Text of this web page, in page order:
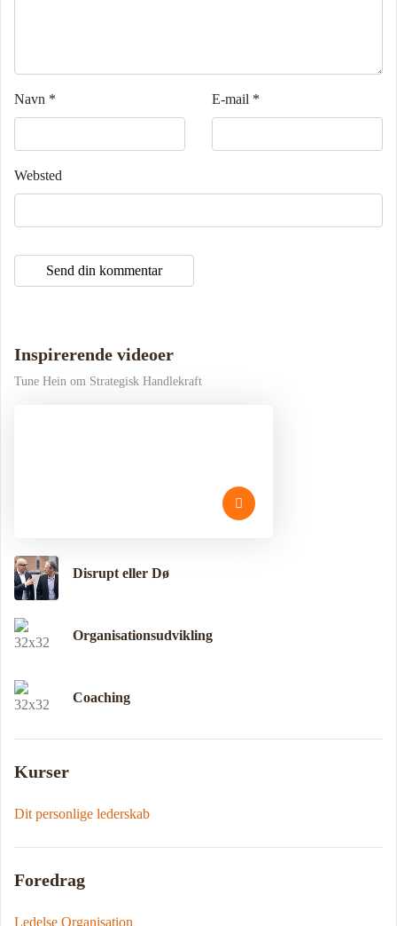
Navn * E-mail *
Websted
Inspirerende videoer
Tune Hein om Strategisk Handlekraft
Disrupt eller Dø
Organisationsudvikling
Coaching
Kurser
Dit personlige lederskab
Foredrag
Ledelse Organisation